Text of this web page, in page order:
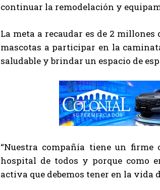
continuar la remodelación y
La meta a recaudar es de 2
mascotas a participar en la
saludable y brindar un espacio de
“Nuestra compañía tiene un firme
hospital de todos y porque como
activa que debemos tener en la vida